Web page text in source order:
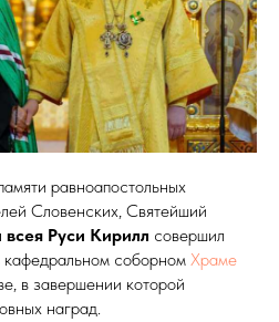
равноапостольных
Словенских, Святейший
Руси Кирилл совершил
соборном Храме
в завершении которой
наград.